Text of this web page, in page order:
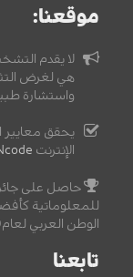
موقعنا:
لا يقدم
هي لغرض
واستشارة
يحقق معايير
الإنترنت
حاصل على
للمعلوماتية
الوطن العربي لعام2010,
تابعنا